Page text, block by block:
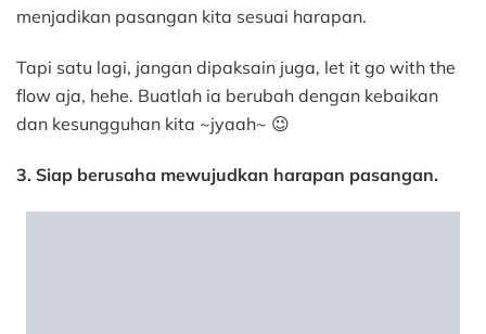
menjadikan pasangan kita sesuai harapan.
Tapi satu lagi, jangan dipaksain juga, let it go with the
flow aja, hehe. Buatlah ia berubah dengan kebaikan
dan kesungguhan kita ~jyaah~ 😉
3. Siap berusaha mewujudkan harapan pasangan.